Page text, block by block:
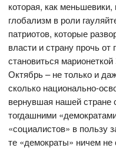
которая, как
глобализм в роли
патриотов, которые
власти и страну прочь
становиться
Октябрь – не только и
сколько национально-
вернувшая нашей стране
тогдашними
«социалистов» в пользу
те «демократы» ничем